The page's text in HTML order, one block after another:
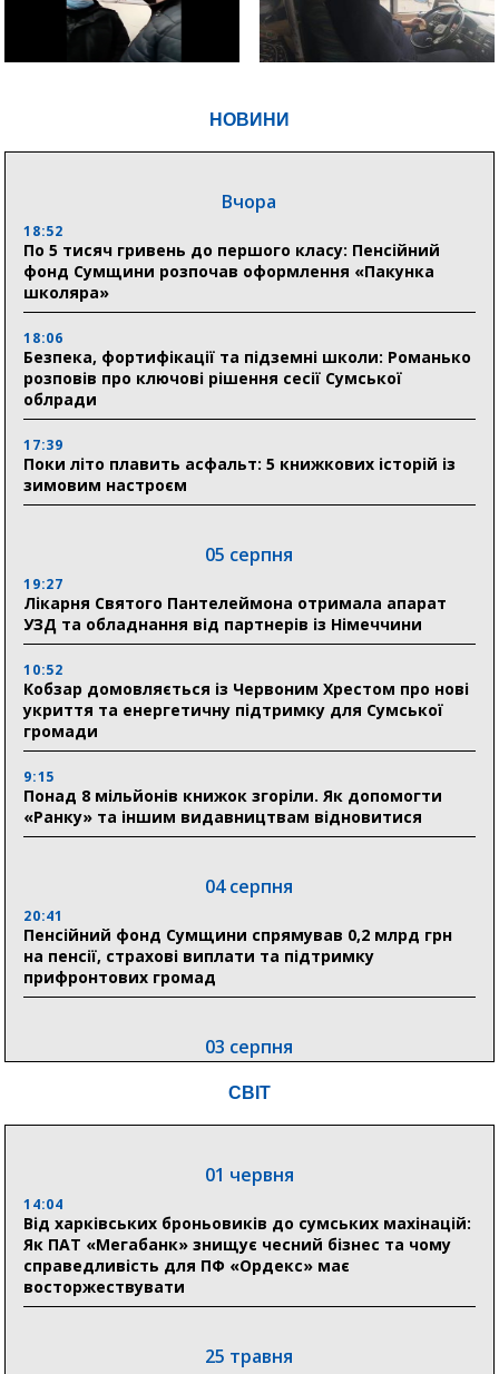
НОВИНИ
Вчора
18:52
По 5 тисяч гривень до першого класу: Пенсійний
фонд Сумщини розпочав оформлення «Пакунка
школяра»
18:06
Безпека, фортифікації та підземні школи: Романько
розповів про ключові рішення сесії Сумської
облради
17:39
Поки літо плавить асфальт: 5 книжкових історій із
зимовим настроєм
05 серпня
19:27
Лікарня Святого Пантелеймона отримала апарат
УЗД та обладнання від партнерів із Німеччини
10:52
Кобзар домовляється із Червоним Хрестом про нові
укриття та енергетичну підтримку для Сумської
громади
9:15
Понад 8 мільйонів книжок згоріли. Як допомогти
«Ранку» та іншим видавництвам відновитися
04 серпня
20:41
Пенсійний фонд Сумщини спрямував 0,2 млрд грн
на пенсії, страхові виплати та підтримку
прифронтових громад
03 серпня
Романько розширює програму відпочинку дітей із
Ніколаєнко: у Сумах погодили 115 компенсацій на
відновлення житла майже на 6,6 млн грн
Сумщини пояснив, як отримати допомогу на зиму
СВІТ
01 червня
14:04
Від харківських броньовиків до сумських махінацій:
Як ПАТ «Мегабанк» знищує чесний бізнес та чому
справедливість для ПФ «Ордекс» має
восторжествувати
25 травня